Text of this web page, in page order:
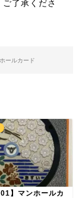
了承くださ
ールカード
】マンホールカ